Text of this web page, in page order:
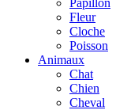
Fleur
Cloche
Poisson
Animaux
Chat
Chien
Cheval